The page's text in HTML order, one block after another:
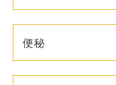
便秘